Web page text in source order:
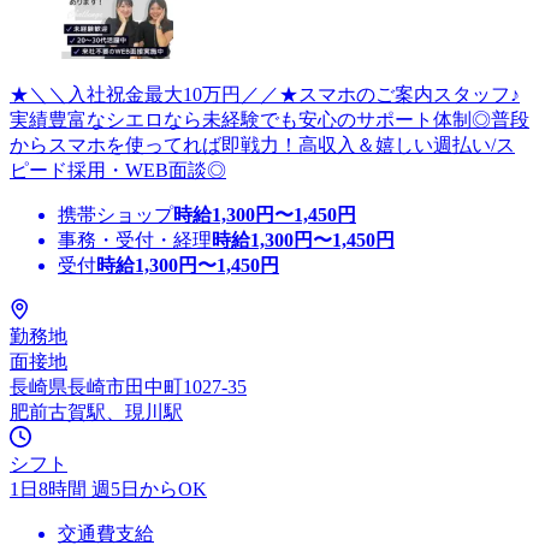
★＼＼入社祝金最大10万円／／★スマホのご案内スタッフ♪
実績豊富なシエロなら未経験でも安心のサポート体制◎普段
からスマホを使ってれば即戦力！高収入＆嬉しい週払い/ス
ピード採用・WEB面談◎
携帯ショップ時給1,300円〜1,450円
事務・受付・経理時給1,300円〜1,450円
受付時給1,300円〜1,450円
勤務地
面接地
長崎県長崎市田中町1027-35
肥前古賀駅、現川駅
シフト
1日8時間 週5日からOK
交通費支給